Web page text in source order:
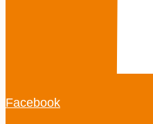
Facebook